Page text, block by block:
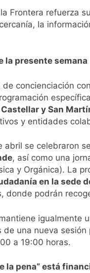
Frontera refuerza
la
la presente semana
concienciación
Castellar y San
y entidades
abril se celebraron
, así como una
y Orgánica). La
en la sede
donde podrán
igualmente
de una nueva
a 19:00 horas.
la pena” está